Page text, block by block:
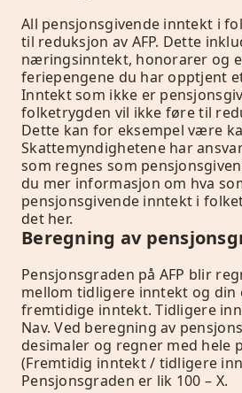
All pensjonsgivende inntekt i
til reduksjon av AFP. Dette
næringsinntekt, honorarer og
feriepengene du har opptjent
Inntekt som ikke er
folketrygden vil ikke føre til
Dette kan for eksempel være
Skattemyndighetene har
som regnes som
du mer informasjon om hva
pensjonsgivende inntekt i
det her.
Beregning av
Pensjonsgraden på AFP blir
mellom tidligere inntekt og din
fremtidige inntekt. Tidligere
Nav. Ved beregning av
desimaler og regner med hele
(Fremtidig inntekt / tidligere
Pensjonsgraden er lik 100 – X.